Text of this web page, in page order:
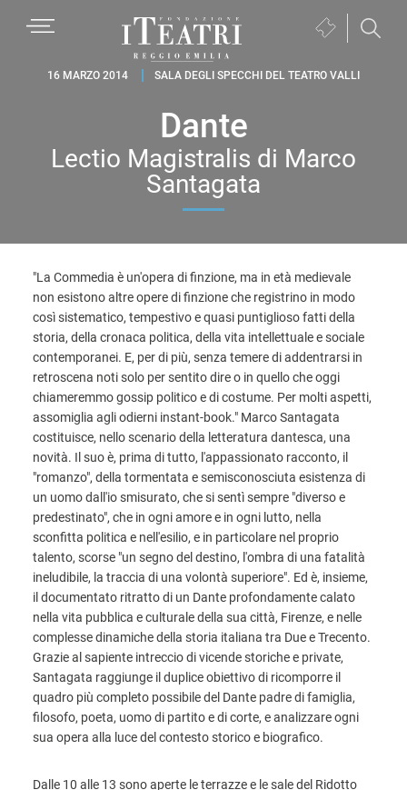
primaria
principale
Fondazione
Emilia
Biglietteria
apre
finestra)
16 MARZO 2014 SALA DEGLI SPECCHI DEL TEATRO VALLI
Dante
Lectio Magistralis di Marco
Santagata
"La Commedia è un'opera di finzione, ma in età medievale
non esistono altre opere di finzione che registrino in modo
così sistematico, tempestivo e quasi puntiglioso fatti della
storia, della cronaca politica, della vita intellettuale e sociale
contemporanei. E, per di più, senza temere di addentrarsi in
retroscena noti solo per sentito dire o in quello che oggi
chiameremmo gossip politico e di costume. Per molti aspetti,
assomiglia agli odierni instant-book." Marco Santagata
costituisce, nello scenario della letteratura dantesca, una
novità. Il suo è, prima di tutto, l'appassionato racconto, il
"romanzo", della tormentata e semisconosciuta esistenza di
un uomo dall'io smisurato, che si sentì sempre "diverso e
predestinato", che in ogni amore e in ogni lutto, nella
sconfitta politica e nell'esilio, e in particolare nel proprio
talento, scorse "un segno del destino, l'ombra di una fatalità
ineludibile, la traccia di una volontà superiore". Ed è, insieme,
il documentato ritratto di un Dante profondamente calato
nella vita pubblica e culturale della sua città, Firenze, e nelle
complesse dinamiche della storia italiana tra Due e Trecento.
Grazie al sapiente intreccio di vicende storiche e private,
Santagata raggiunge il duplice obiettivo di ricomporre il
quadro più completo possibile del Dante padre di famiglia,
filosofo, poeta, uomo di partito e di corte, e analizzare ogni
sua opera alla luce del contesto storico e biografico.
Dalle 10 alle 13 sono aperte le terrazze e le sale del Ridotto